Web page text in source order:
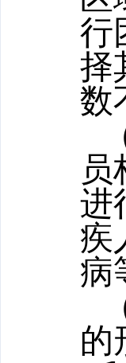
行
择
数
进
疾
病
的